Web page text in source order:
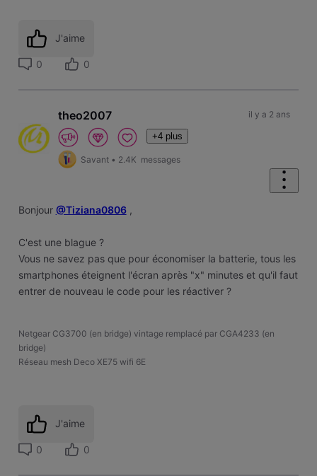
J'aime
0 0
theo2007
+4 plus
Savant • 2.4K messages
il y a 2 ans
Bonjour @Tiziana0806,
C'est une blague ?
Vous ne savez pas que pour économiser la batterie, tous les
smartphones éteignent l'écran après "x" minutes et qu'il faut
entrer de nouveau le code pour les réactiver ?
Netgear CG3700 (en bridge) vintage remplacé par CGA4233 (en
bridge)
Réseau mesh Deco XE75 wifi 6E
J'aime
0 0